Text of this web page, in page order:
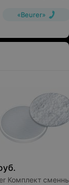
«Beurer»
Комплект